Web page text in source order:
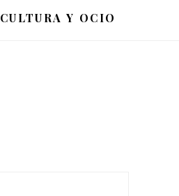
CULTURA Y OCIO